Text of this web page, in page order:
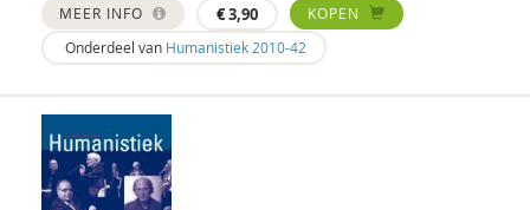
Beate Rössler
R. Ruard Ganzevoort
Désirée V rweij
Paul Scheffer
MEER INFO €3,90
KOPEN
Onderdeel van Humanistiek 2010-42